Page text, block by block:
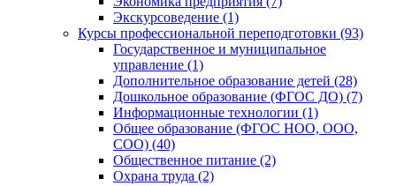
Экскурсоведение (1)
Курсы профессиональной переподготовки (93)
Государственное и муниципальное
управление (1)
Дополнительное образование детей (28)
Дошкольное образование (ФГОС ДО) (7)
Информационные технологии (1)
Общее образование (ФГОС НОО, ООО,
СОО) (40)
Общественное питание (2)
Охрана труда (2)